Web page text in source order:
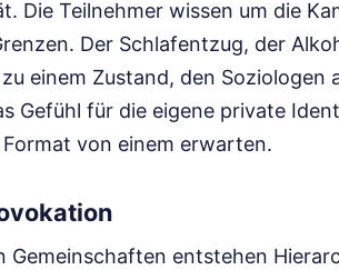
Die Teilnehmer wissen um die
Der Schlafentzug, der
einem Zustand, den Soziologen
Gefühl für die eigene private
von einem erwarten.
Gemeinschaften entstehen